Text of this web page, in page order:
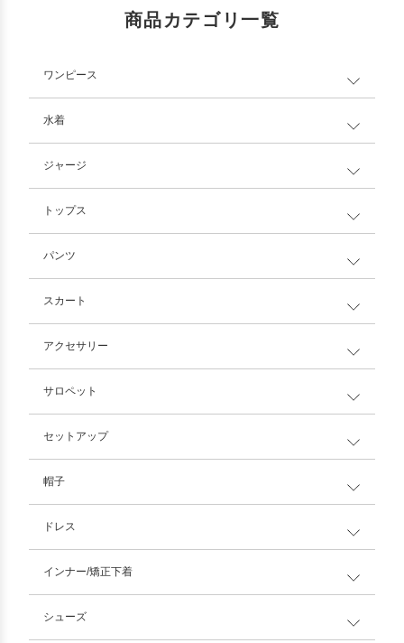
商品カテゴリ一覧
ワンピース
水着
ジャージ
トップス
パンツ
スカート
アクセサリー
サロペット
セットアップ
帽子
ドレス
インナー/矯正下着
シューズ